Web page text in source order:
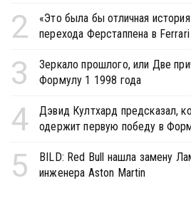
2
«Это была бы отличная
перехода Ферстаппена в Ferrari
3
Зеркало прошлого, или Две
Формулу 1 1998 года
4
Дэвид Култхард предсказал,
одержит первую победу в
5
BILD: Red Bull нашла замену
инженера Aston Martin